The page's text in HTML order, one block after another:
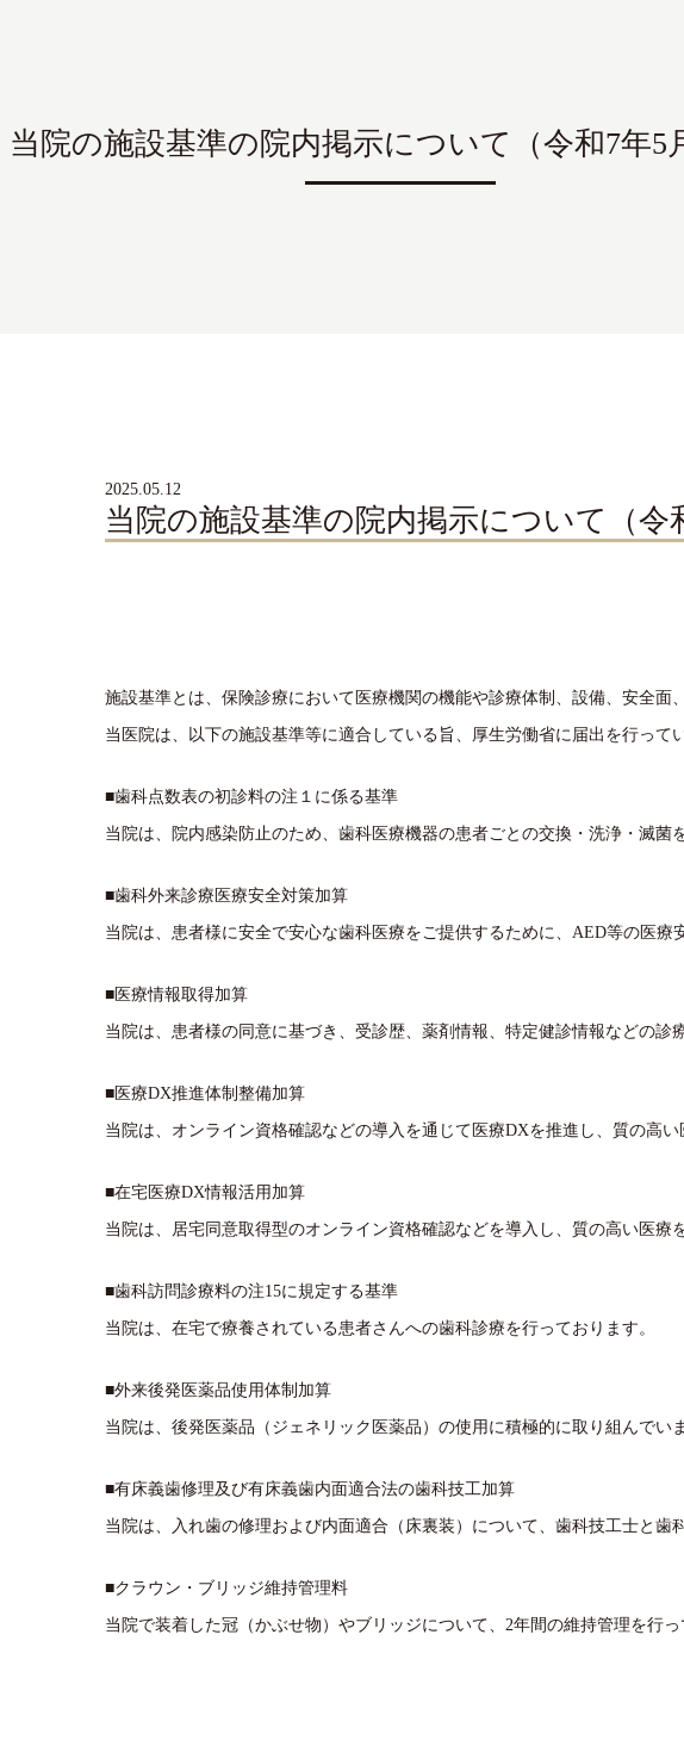
当院の施設基準の院内掲示について（令和7年5
2025.05.12
当院の施設基準の院内掲示について（令
施設基準とは、保険診療において医療機関の機能や診療体制、設備、安全面
当医院は、以下の施設基準等に適合している旨、厚生労働省に届出を行って
■歯科点数表の初診料の注１に係る基準
当院は、院内感染防止のため、歯科医療機器の患者ごとの交換・洗浄・滅菌
■歯科外来診療医療安全対策加算
当院は、患者様に安全で安心な歯科医療をご提供するために、AED等の医
■医療情報取得加算
当院は、患者様の同意に基づき、受診歴、薬剤情報、特定健診情報などの
■医療DX推進体制整備加算
当院は、オンライン資格確認などの導入を通じて医療DXを推進し、質の高
■在宅医療DX情報活用加算
当院は、居宅同意取得型のオンライン資格確認などを導入し、質の高い医
■歯科訪問診療料の注15に規定する基準
当院は、在宅で療養されている患者さんへの歯科診療を行っております。
■外来後発医薬品使用体制加算
当院は、後発医薬品（ジェネリック医薬品）の使用に積極的に取り組んでいま
■有床義歯修理及び有床義歯内面適合法の歯科技工加算
当院は、入れ歯の修理および内面適合（床裏装）について、歯科技工士と
■クラウン・ブリッジ維持管理料
当院で装着した冠（かぶせ物）やブリッジについて、2年間の維持管理を行っ